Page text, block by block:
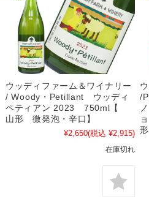
ウッディファーム＆ワイナリー
/ Woody・Petillant ウッディ
ペティアン 2023 750ml【
山形 微発泡・辛口】
¥2,650(税込 ¥2,915)
在庫切れ
/